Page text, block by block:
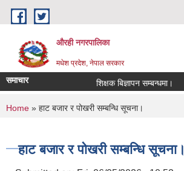
Skip to main content
औरही नगरपालिका
मधेश प्रदेश, नेपाल सरकार
समाचार शिक्षक बिज्ञापन सम्बन्धमा।
You are here
Home » हाट बजार र पोखरी सम्बन्धि सूचना।
हाट बजार र पोखरी सम्बन्धि सूचना।